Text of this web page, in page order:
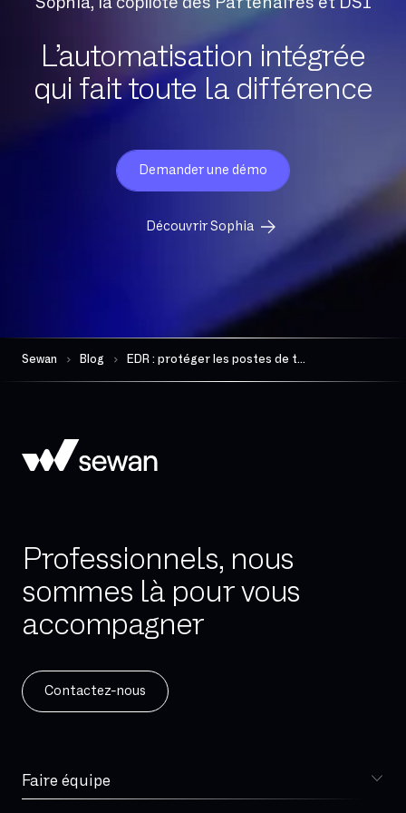
L’automatisation intégrée
qui fait toute la différence
Demander une démo
Découvrir Sophia
Sewan Blog EDR : protéger les postes de travail en entreprise
Professionnels, nous
sommes là pour vous
accompagner
Contactez-nous
Faire équipe